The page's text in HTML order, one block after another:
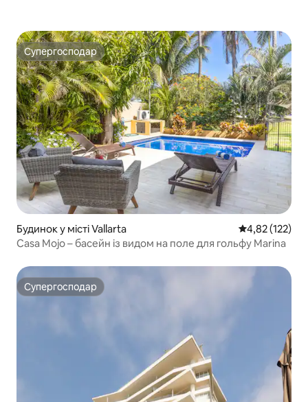
Супергосподар
Супергосподар
Будинок у місті Vallarta Середня
4,82 (122)
Casa Mojo – басейн із видом на поле для гольфу Marina
Супергосподар
Супергосподар